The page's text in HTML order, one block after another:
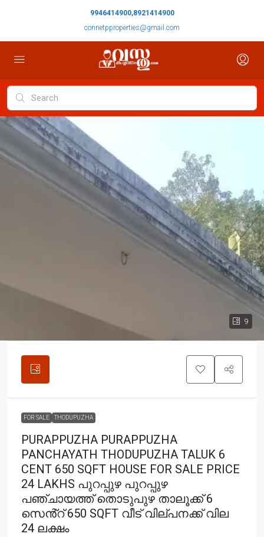
9946414900,8921414900
connetpproperties@gmail.com
9
FOR SALE THODUPUZHA
PURAPPUZHA PURAPPUZHA
PANCHAYATH THODUPUZHA TALUK 6
CENT 650 SQFT HOUSE FOR SALE PRICE
24 LAKHS പുറപ്പുഴ പുറപ്പുഴ
പഞ്ചായത്ത് തൊടുപുഴ താലൂക്ക് 6
സെൻ്റ് 650 SQFT വീട് വില്പനക്ക് വില
24 ലക്ഷം